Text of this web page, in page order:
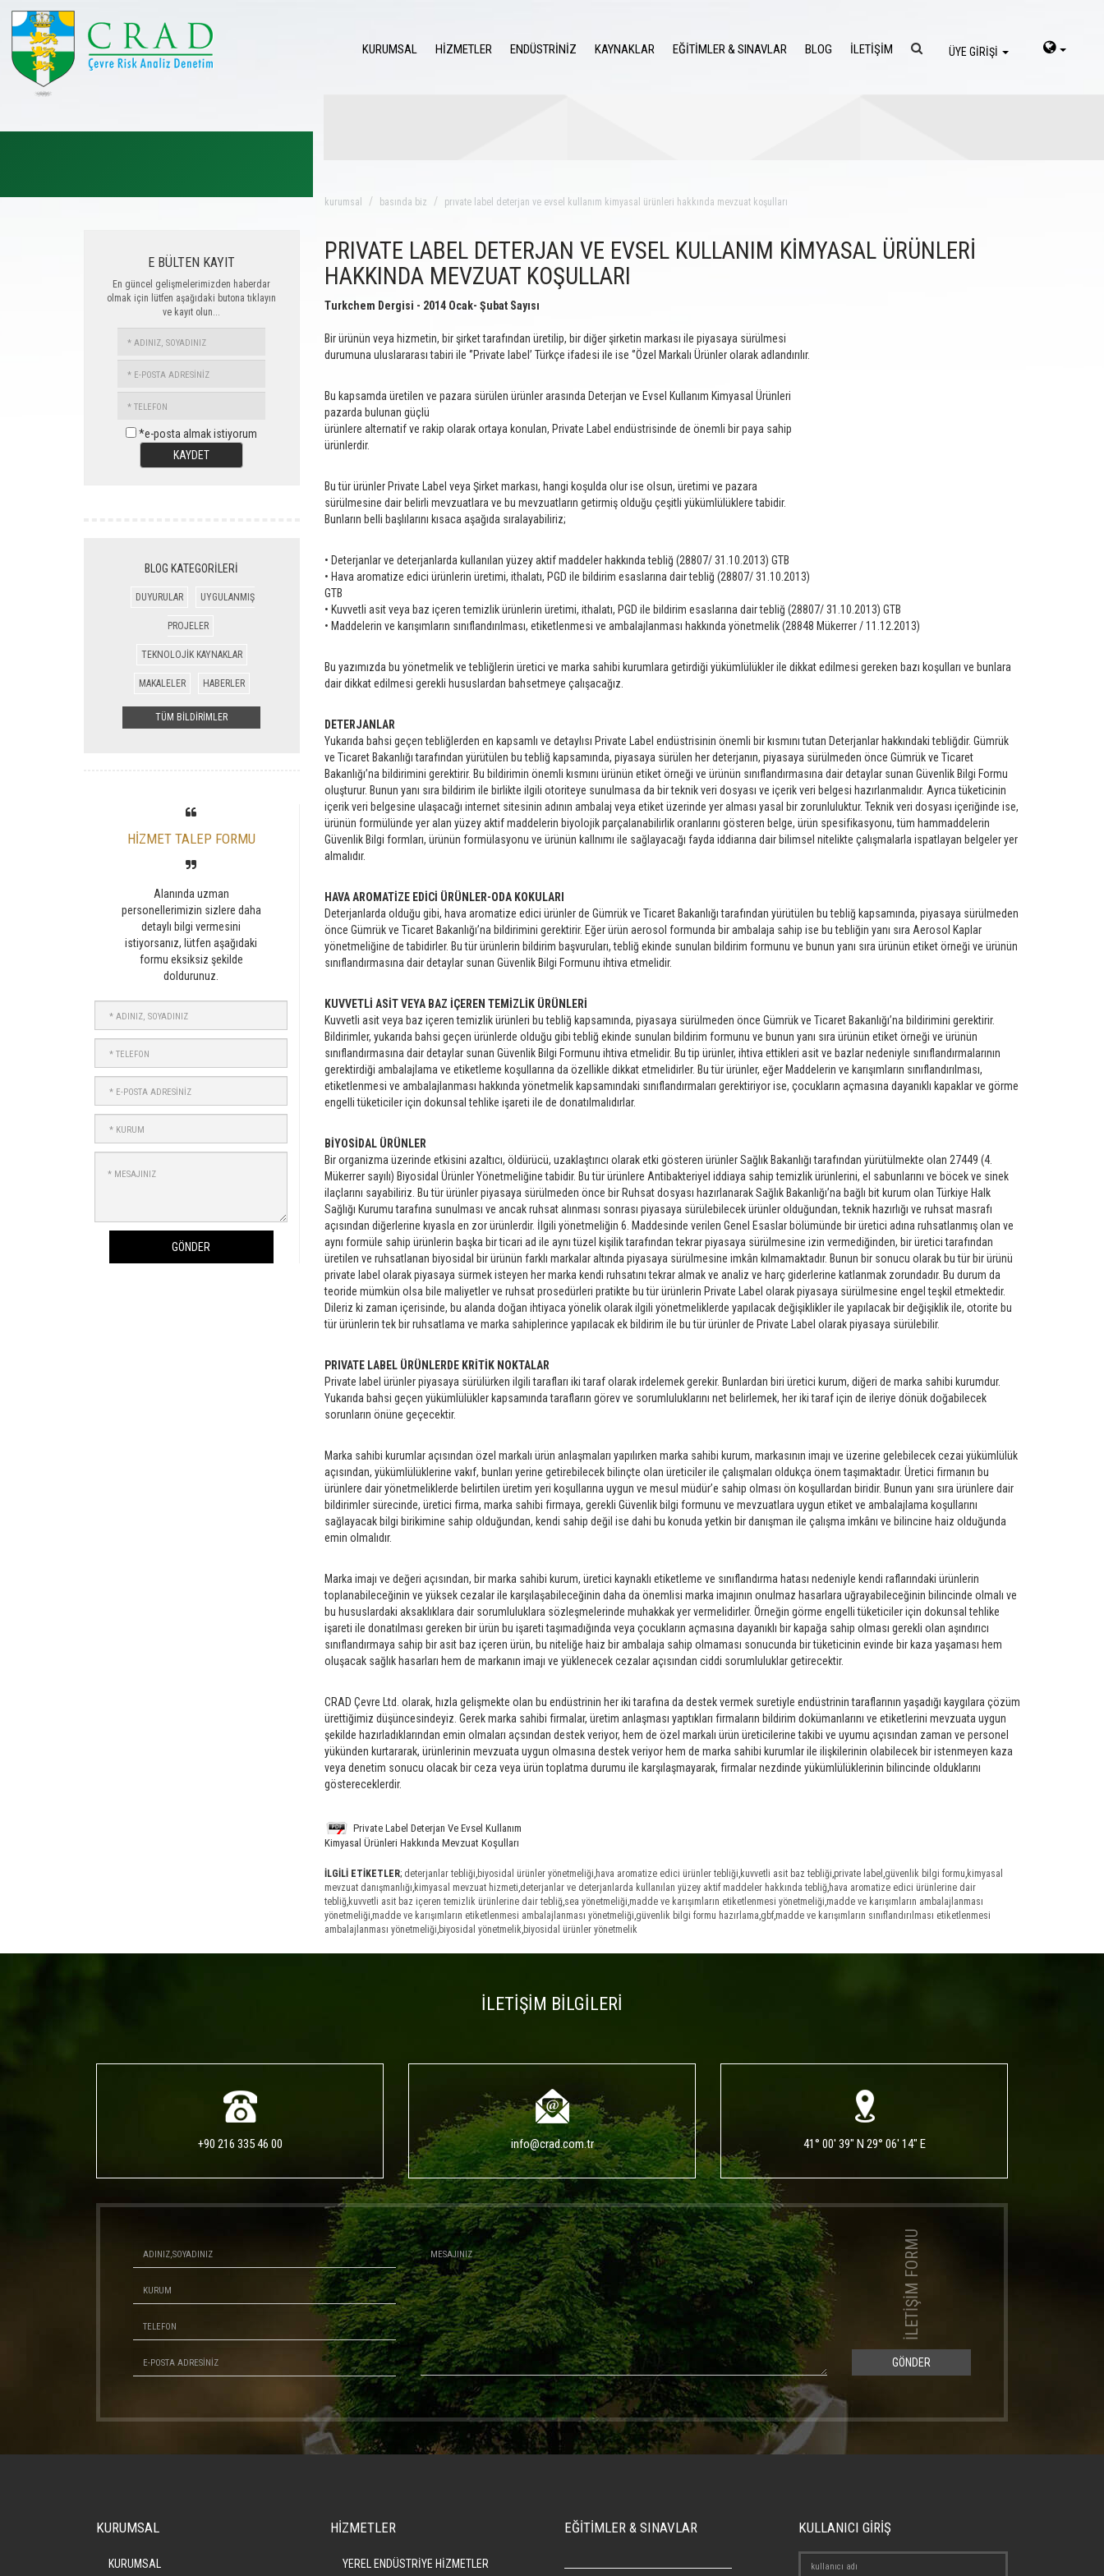
KURUMSAL HİZMETLER ENDÜSTRİNİZ KAYNAKLAR EĞİTİMLER & SINAVLAR BLOG İLETİŞİM ÜYE GİRİŞİ
E BÜLTEN KAYIT
En güncel gelişmelerimizden haberdar
olmak için lütfen aşağıdaki butona tıklayın
ve kayıt olun...
*e-posta almak istiyorum
KAYDET
BLOG KATEGORİLERİ
DUYURULAR UYGULANMIŞ
PROJELER
TEKNOLOJİK KAYNAKLAR
MAKALELER HABERLER
TÜM BİLDİRİMLER
HİZMET TALEP FORMU
Alanında uzman
personellerimizin sizlere daha
detaylı bilgi vermesini
istiyorsanız, lütfen aşağıdaki
formu eksiksiz şekilde
doldurunuz.
SOYADINIZ
ADRESİNİZ
GÖNDER
kurumsal basında biz prıvate label deterjan ve evsel kullanım kimyasal ürünleri hakkında mevzuat koşulları
PRIVATE LABEL DETERJAN VE EVSEL KULLANIM KİMYASAL ÜRÜNLERİ
HAKKINDA MEVZUAT KOŞULLARI
Turkchem Dergisi - 2014 Ocak- Şubat Sayısı
Bir ürünün veya hizmetin, bir şirket tarafından üretilip, bir diğer şirketin markası ile piyasaya sürülmesi
durumuna uluslararası tabiri ile ‘’Private label’ Türkçe ifadesi ile ise ‘’Özel Markalı Ürünler olarak adlandırılır.
Bu kapsamda üretilen ve pazara sürülen ürünler arasında Deterjan ve Evsel Kullanım Kimyasal Ürünleri
pazarda bulunan güçlü
ürünlere alternatif ve rakip olarak ortaya konulan, Private Label endüstrisinde de önemli bir paya sahip
ürünlerdir.
Bu tür ürünler Private Label veya Şirket markası, hangi koşulda olur ise olsun, üretimi ve pazara
sürülmesine dair belirli mevzuatlara ve bu mevzuatların getirmiş olduğu çeşitli yükümlülüklere tabidir.
Bunların belli başlılarını kısaca aşağıda sıralayabiliriz;
• Deterjanlar ve deterjanlarda kullanılan yüzey aktif maddeler hakkında tebliğ (28807/ 31.10.2013) GTB
• Hava aromatize edici ürünlerin üretimi, ithalatı, PGD ile bildirim esaslarına dair tebliğ (28807/ 31.10.2013)
GTB
• Kuvvetli asit veya baz içeren temizlik ürünlerin üretimi, ithalatı, PGD ile bildirim esaslarına dair tebliğ (28807/ 31.10.2013) GTB
• Maddelerin ve karışımların sınıflandırılması, etiketlenmesi ve ambalajlanması hakkında yönetmelik (28848 Mükerrer / 11.12.2013)
Bu yazımızda bu yönetmelik ve tebliğlerin üretici ve marka sahibi kurumlara getirdiği yükümlülükler ile dikkat edilmesi gereken bazı koşulları ve bunlara
dair dikkat edilmesi gerekli hususlardan bahsetmeye çalışacağız.
DETERJANLAR
Yukarıda bahsi geçen tebliğlerden en kapsamlı ve detaylısı Private Label endüstrisinin önemli bir kısmını tutan Deterjanlar hakkındaki tebliğdir. Gümrük
ve Ticaret Bakanlığı tarafından yürütülen bu tebliğ kapsamında, piyasaya sürülen her deterjanın, piyasaya sürülmeden önce Gümrük ve Ticaret
Bakanlığı’na bildirimini gerektirir. Bu bildirimin önemli kısmını ürünün etiket örneği ve ürünün sınıflandırmasına dair detaylar sunan Güvenlik Bilgi Formu
oluşturur. Bunun yanı sıra bildirim ile birlikte ilgili otoriteye sunulmasa da bir teknik veri dosyası ve içerik veri belgesi hazırlanmalıdır. Ayrıca tüketicinin
içerik veri belgesine ulaşacağı internet sitesinin adının ambalaj veya etiket üzerinde yer alması yasal bir zorunluluktur. Teknik veri dosyası içeriğinde ise,
ürünün formülünde yer alan yüzey aktif maddelerin biyolojik parçalanabilirlik oranlarını gösteren belge, ürün spesifikasyonu, tüm hammaddelerin
Güvenlik Bilgi formları, ürünün formülasyonu ve ürünün kallnımı ile sağlayacağı fayda iddiarına dair bilimsel nitelikte çalışmalarla ispatlayan belgeler yer
almalıdır.
HAVA AROMATİZE EDİCİ ÜRÜNLER-ODA KOKULARI
Deterjanlarda olduğu gibi, hava aromatize edici ürünler de Gümrük ve Ticaret Bakanlığı tarafından yürütülen bu tebliğ kapsamında, piyasaya sürülmeden
önce Gümrük ve Ticaret Bakanlığı’na bildirimini gerektirir. Eğer ürün aerosol formunda bir ambalaja sahip ise bu tebliğin yanı sıra Aerosol Kaplar
yönetmeliğine de tabidirler. Bu tür ürünlerin bildirim başvuruları, tebliğ ekinde sunulan bildirim formunu ve bunun yanı sıra ürünün etiket örneği ve ürünün
sınıflandırmasına dair detaylar sunan Güvenlik Bilgi Formunu ihtiva etmelidir.
KUVVETLİ ASİT VEYA BAZ İÇEREN TEMİZLİK ÜRÜNLERİ
Kuvvetli asit veya baz içeren temizlik ürünleri bu tebliğ kapsamında, piyasaya sürülmeden önce Gümrük ve Ticaret Bakanlığı’na bildirimini gerektirir.
Bildirimler, yukarıda bahsi geçen ürünlerde olduğu gibi tebliğ ekinde sunulan bildirim formunu ve bunun yanı sıra ürünün etiket örneği ve ürünün
sınıflandırmasına dair detaylar sunan Güvenlik Bilgi Formunu ihtiva etmelidir. Bu tip ürünler, ihtiva ettikleri asit ve bazlar nedeniyle sınıflandırmalarının
gerektirdiği ambalajlama ve etiketleme koşullarına da özellikle dikkat etmelidirler. Bu tür ürünler, eğer Maddelerin ve karışımların sınıflandırılması,
etiketlenmesi ve ambalajlanması hakkında yönetmelik kapsamındaki sınıflandırmaları gerektiriyor ise, çocukların açmasına dayanıklı kapaklar ve görme
engelli tüketiciler için dokunsal tehlike işareti ile de donatılmalıdırlar.
BİYOSİDAL ÜRÜNLER
Bir organizma üzerinde etkisini azaltıcı, öldürücü, uzaklaştırıcı olarak etki gösteren ürünler Sağlık Bakanlığı tarafından yürütülmekte olan 27449 (4.
Mükerrer sayılı) Biyosidal Ürünler Yönetmeliğine tabidir. Bu tür ürünlere Antibakteriyel iddiaya sahip temizlik ürünlerini, el sabunlarını ve böcek ve sinek
ilaçlarını sayabiliriz. Bu tür ürünler piyasaya sürülmeden önce bir Ruhsat dosyası hazırlanarak Sağlık Bakanlığı’na bağlı bit kurum olan Türkiye Halk
Sağlığı Kurumu tarafına sunulması ve ancak ruhsat alınması sonrası piyasaya sürülebilecek ürünler olduğundan, teknik hazırlığı ve ruhsat masrafı
açısından diğerlerine kıyasla en zor ürünlerdir. İlgili yönetmeliğin 6. Maddesinde verilen Genel Esaslar bölümünde bir üretici adına ruhsatlanmış olan ve
aynı formüle sahip ürünlerin başka bir ticari ad ile aynı tüzel kişilik tarafından tekrar piyasaya sürülmesine izin vermediğinden, bir üretici tarafından
üretilen ve ruhsatlanan biyosidal bir ürünün farklı markalar altında piyasaya sürülmesine imkân kılmamaktadır. Bunun bir sonucu olarak bu tür bir ürünü
private label olarak piyasaya sürmek isteyen her marka kendi ruhsatını tekrar almak ve analiz ve harç giderlerine katlanmak zorundadır. Bu durum da
teoride mümkün olsa bile maliyetler ve ruhsat prosedürleri pratikte bu tür ürünlerin Private Label olarak piyasaya sürülmesine engel teşkil etmektedir.
Dileriz ki zaman içerisinde, bu alanda doğan ihtiyaca yönelik olarak ilgili yönetmeliklerde yapılacak değişiklikler ile yapılacak bir değişiklik ile, otorite bu
tür ürünlerin tek bir ruhsatlama ve marka sahiplerince yapılacak ek bildirim ile bu tür ürünler de Private Label olarak piyasaya sürülebilir.
PRIVATE LABEL ÜRÜNLERDE KRİTİK NOKTALAR
Private label ürünler piyasaya sürülürken ilgili tarafları iki taraf olarak irdelemek gerekir. Bunlardan biri üretici kurum, diğeri de marka sahibi kurumdur.
Yukarıda bahsi geçen yükümlülükler kapsamında tarafların görev ve sorumluluklarını net belirlemek, her iki taraf için de ileriye dönük doğabilecek
sorunların önüne geçecektir.
Marka sahibi kurumlar açısından özel markalı ürün anlaşmaları yapılırken marka sahibi kurum, markasının imajı ve üzerine gelebilecek cezai yükümlülük
açısından, yükümlülüklerine vakıf, bunları yerine getirebilecek bilinçte olan üreticiler ile çalışmaları oldukça önem taşımaktadır. Üretici firmanın bu
ürünlere dair yönetmeliklerde belirtilen üretim yeri koşullarına uygun ve mesul müdür’e sahip olması ön koşullardan biridir. Bunun yanı sıra ürünlere dair
bildirimler sürecinde, üretici firma, marka sahibi firmaya, gerekli Güvenlik bilgi formunu ve mevzuatlara uygun etiket ve ambalajlama koşullarını
sağlayacak bilgi birikimine sahip olduğundan, kendi sahip değil ise dahi bu konuda yetkin bir danışman ile çalışma imkânı ve bilincine haiz olduğunda
emin olmalıdır.
Marka imajı ve değeri açısından, bir marka sahibi kurum, üretici kaynaklı etiketleme ve sınıflandırma hatası nedeniyle kendi raflarındaki ürünlerin
toplanabileceğinin ve yüksek cezalar ile karşılaşabileceğinin daha da önemlisi marka imajının onulmaz hasarlara uğrayabileceğinin bilincinde olmalı ve
bu hususlardaki aksaklıklara dair sorumluluklara sözleşmelerinde muhakkak yer vermelidirler. Örneğin görme engelli tüketiciler için dokunsal tehlike
işareti ile donatılması gereken bir ürün bu işareti taşımadığında veya çocukların açmasına dayanıklı bir kapağa sahip olması gerekli olan aşındırıcı
sınıflandırmaya sahip bir asit baz içeren ürün, bu niteliğe haiz bir ambalaja sahip olmaması sonucunda bir tüketicinin evinde bir kaza yaşaması hem
oluşacak sağlık hasarları hem de markanın imajı ve yüklenecek cezalar açısından ciddi sorumluluklar getirecektir.
CRAD Çevre Ltd. olarak, hızla gelişmekte olan bu endüstrinin her iki tarafına da destek vermek suretiyle endüstrinin taraflarının yaşadığı kaygılara çözüm
ürettiğimiz düşüncesindeyiz. Gerek marka sahibi firmalar, üretim anlaşması yaptıkları firmaların bildirim dokümanlarını ve etiketlerini mevzuata uygun
şekilde hazırladıklarından emin olmaları açsından destek veriyor, hem de özel markalı ürün üreticilerine takibi ve uyumu açısından zaman ve personel
yükünden kurtararak, ürünlerinin mevzuata uygun olmasına destek veriyor hem de marka sahibi kurumlar ile ilişkilerinin olabilecek bir istenmeyen kaza
veya denetim sonucu olacak bir ceza veya ürün toplatma durumu ile karşılaşmayarak, firmalar nezdinde yükümlülüklerinin bilincinde olduklarını
göstereceklerdir.
Private Label Deterjan Ve Evsel Kullanım
Kimyasal Ürünleri Hakkında Mevzuat Koşulları
İLGİLİ ETİKETLER; deterjanlar tebliği,biyosidal ürünler yönetmeliği,hava aromatize edici ürünler tebliği,kuvvetli asit baz tebliği,private label ,güvenlik bilgi formu,kimyasal
mevzuat danışmanlığı,kimyasal mevzuat hizmeti,deterjanlar ve deterjanlarda kullanılan yüzey aktif maddeler hakkında tebliğ,hava aromatize edici ürünlerine dair
tebliğ,kuvvetli asit baz içeren temizlik ürünlerine dair tebliğ,sea yönetmeliği,madde ve karışımların etiketlenmesi yönetmeliği,madde ve karışımların ambalajlanması
yönetmeliği,madde ve karışımların etiketlenmesi ambalajlanması yönetmeliği,güvenlik bilgi formu hazırlama,gbf,madde ve karışımların sınıflandırılması etiketlenmesi
ambalajlanması yönetmeliği,biyosidal yönetmelik,biyosidal ürünler yönetmelik
İLETİŞİM BİLGİLERİ
+90 216 335 46 00 info@crad.com.tr 41° 00' 39" N 29° 06' 14" E
İLETİŞİM FORMU
GÖNDER
KURUMSAL
KURUMSAL
HİZMETLER
YEREL ENDÜSTRİYE HİZMETLER
EĞİTİMLER & SINAVLAR KULLANICI GİRİŞ